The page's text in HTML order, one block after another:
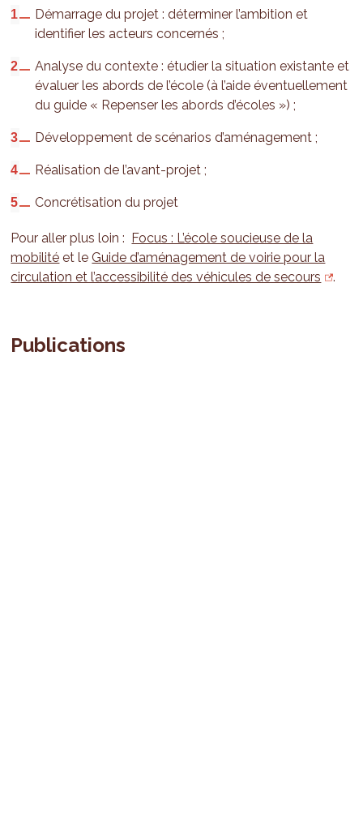
Démarrage du projet : déterminer l’ambition et
identifier les acteurs concernés ;
Analyse du contexte : étudier la situation existante et
évaluer les abords de l’école (à l’aide éventuellement
du guide « Repenser les abords d’écoles ») ;
Développement de scénarios d’aménagement ;
Réalisation de l’avant-projet ;
Concrétisation du projet
Pour aller plus loin : Focus : L’école soucieuse de la
mobilité et le Guide d’aménagement de voirie pour la
circulation et l’accessibilité des véhicules de secours
.
Publications